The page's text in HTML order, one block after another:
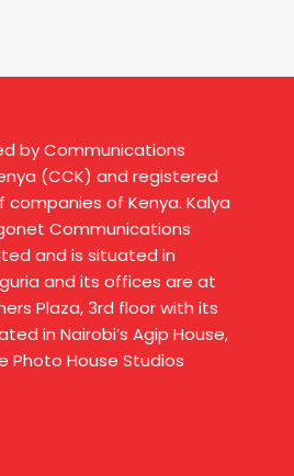
by Communications
(CCK) and registered
of Kenya. Kalya
Communications
and is situated in
and its offices are at
Plaza, 3rd floor with its
in Nairobi’s Agip House,
Photo House Studios